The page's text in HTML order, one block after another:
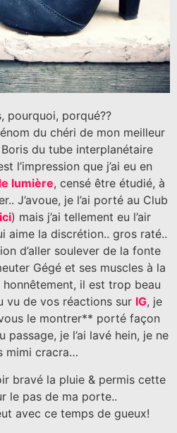
pourquoi, porqué??
du chéri de mon meilleur
du tube interplanétaire
l’impression que j’ai eu en
lumière, censé être étudié, à
J’avoue, je l’ai porté au Club
ici) mais j’ai tellement eu l’air
aime la discrétion.. gros raté..
d’aller soulever de la fonte
Gégé et ses muscles à la
honnêtement, il est trop beau
vu de vos réactions sur IG, je
le montrer** porté façon
je l’ai lavé hein, je ne
mimi cracra…
bravé la pluie & permis cette
le pas de ma porte..
avec ce temps de gueux!